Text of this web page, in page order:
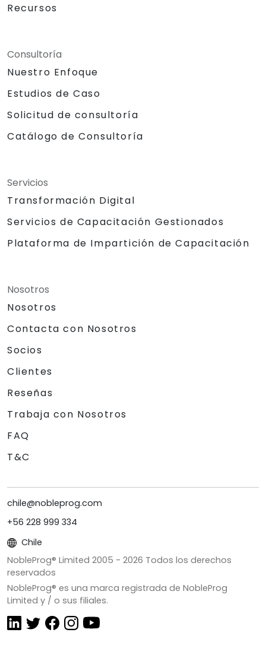
Recursos
Consultoría
Nuestro Enfoque
Estudios de Caso
Solicitud de consultoría
Catálogo de Consultoría
Servicios
Transformación Digital
Servicios de Capacitación Gestionados
Plataforma de Impartición de Capacitación
Nosotros
Nosotros
Contacta con Nosotros
Socios
Clientes
Reseñas
Trabaja con Nosotros
FAQ
T&C
chile@nobleprog.com
+56 228 999 334
Chile
NobleProg® Limited 2005 - 2026 Todos los derechos
reservados
NobleProg® es una marca registrada de NobleProg
Limited y / o sus filiales.